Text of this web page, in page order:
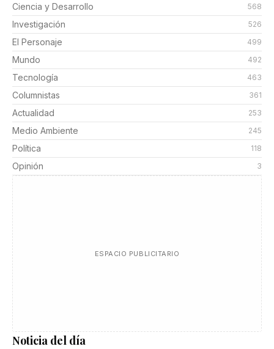
Ciencia y Desarrollo 568
Investigación 526
El Personaje 499
Mundo 492
Tecnología 463
Columnistas 361
Actualidad 253
Medio Ambiente 245
Política 118
Opinión 3
ESPACIO PUBLICITARIO
Noticia del día